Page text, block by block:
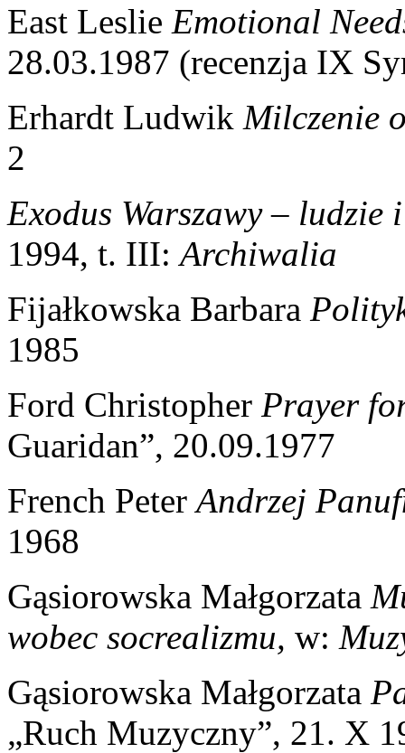
East Leslie Emotional
28.03.1987 (recenzja IX
Erhardt Ludwik Milczenie
2
Exodus Warszawy –
1994, t. III:Archiwalia
Fijałkowska Barbara
1985
Ford Christopher Prayer
Guaridan”, 20.09.1977
French PeterAndrzej
1968
Gąsiorowska Małgorzata
wobec socrealizmu, w:
Gąsiorowska Małgorzata
„Ruch Muzyczny”, 21. X